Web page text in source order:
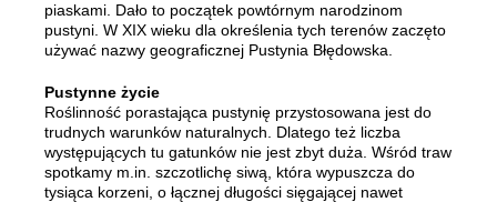
piaskami. Dało to początek powtórnym narodzinom
pustyni. W XIX wieku dla określenia tych terenów zaczęto
używać nazwy geograficznej Pustynia Błędowska.
Pustynne życie
Roślinność porastająca pustynię przystosowana jest do
trudnych warunków naturalnych. Dlatego też liczba
występujących tu gatunków nie jest zbyt duża. Wśród traw
spotkamy m.in. szczotlichę siwą, która wypuszcza do
tysiąca korzeni, o łącznej długości sięgającej nawet